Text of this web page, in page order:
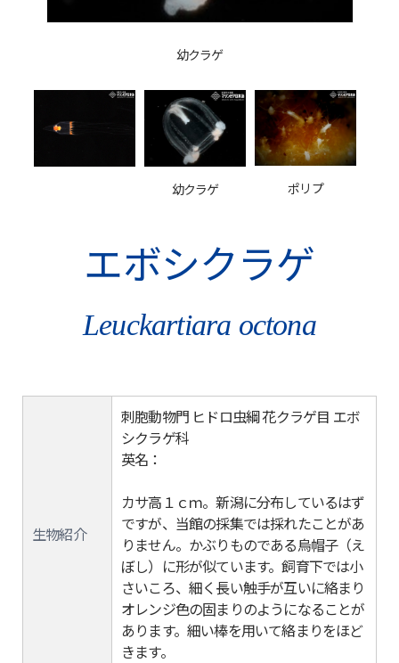
幼クラゲ
幼クラゲ ポリプ
エボシクラゲ
Leuckartiara octona
生物紹介
刺胞動物門 ヒドロ虫綱 花クラゲ目 エボ
シクラゲ科
英名：
カサ高１ｃｍ。新潟に分布しているはず
ですが、当館の採集では採れたことがあ
りません。かぶりものである烏帽子（え
ぼし）に形が似ています。飼育下では小
さいころ、細く長い触手が互いに絡まり
オレンジ色の固まりのようになることが
あります。細い棒を用いて絡まりをほど
きます。